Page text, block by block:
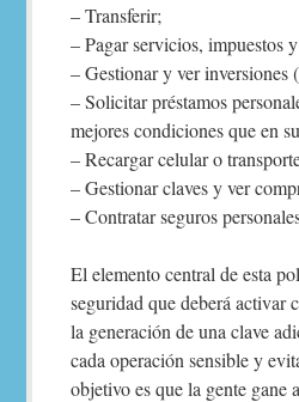
– Transferir;
– Pagar servicios, impuestos
– Gestionar y ver
– Solicitar préstamos
mejores condiciones que en
– Recargar celular o
– Gestionar claves y ver
– Contratar seguros
El elemento central de esta
seguridad que deberá activar
la generación de una clave
cada operación sensible y
objetivo es que la gente gane